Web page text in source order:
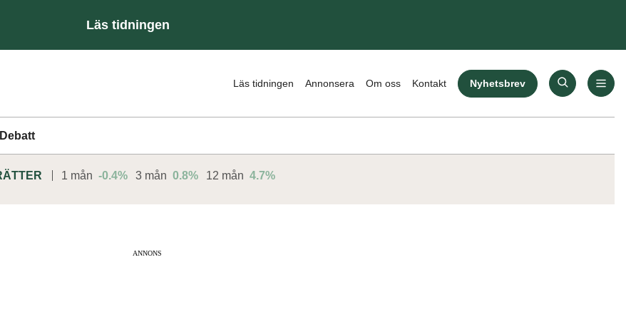
Läs tidningen
Läs tidningen Annonsera Om oss Kontakt Nyhetsbrev
Debatt
1 mån -0.4% 3 mån 0.8% 12 mån 4.7%
ANNONS